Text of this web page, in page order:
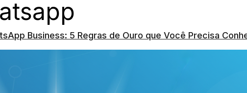
Business: 5 Regras de Ouro que Você Precisa